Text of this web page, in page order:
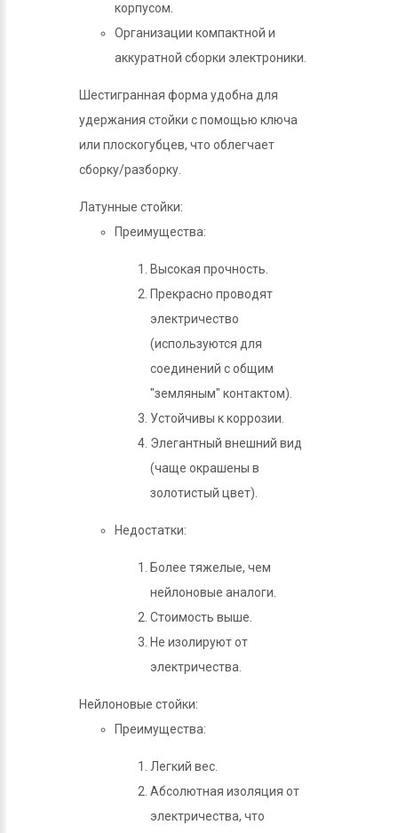
корпусом.
Организации компактной и
аккуратной сборки электроники.
Шестигранная форма удобна для
удержания стойки с помощью ключа
или плоскогубцев, что облегчает
сборку/разборку.
Латунные стойки:
Преимущества:
Высокая прочность.
Прекрасно проводят
электричество
(используются для
соединений с общим
"земляным" контактом).
Устойчивы к коррозии.
Элегантный внешний вид
(чаще окрашены в
золотистый цвет).
Недостатки:
Более тяжелые, чем
нейлоновые аналоги.
Стоимость выше.
Не изолируют от
электричества.
Нейлоновые стойки:
Преимущества:
Легкий вес.
Абсолютная изоляция от
электричества, что